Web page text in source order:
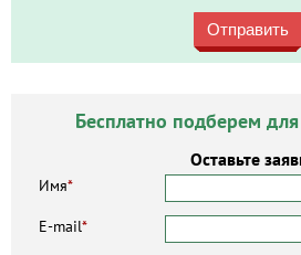
Отправить
Бесплатно подберем
Оставьте
Имя*
E-mail*